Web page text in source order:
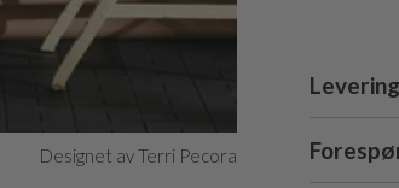
Designet av Terri Pecora